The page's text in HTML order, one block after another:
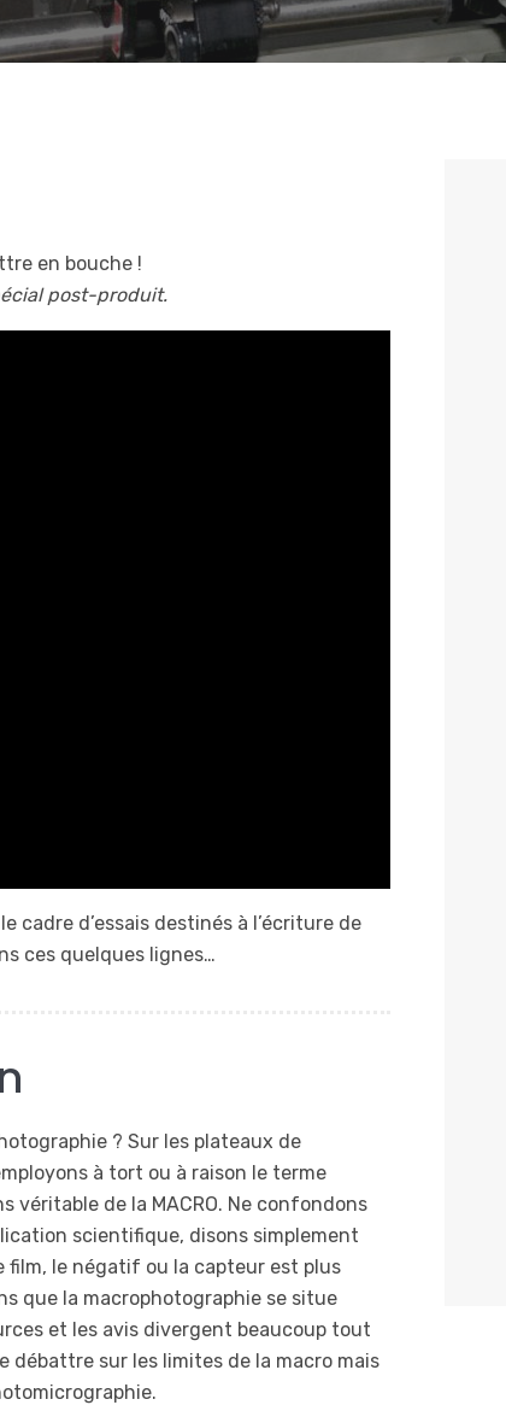
en bouche !
post-produit.
d’essais destinés à l’écriture de
ces quelques lignes…
? Sur les plateaux de
à tort ou à raison le terme
véritable de la MACRO. Ne confondons
scientifique, disons simplement
film, le négatif ou la capteur est plus
que la macrophotographie se situe
et les avis divergent beaucoup tout
sur les limites de la macro mais